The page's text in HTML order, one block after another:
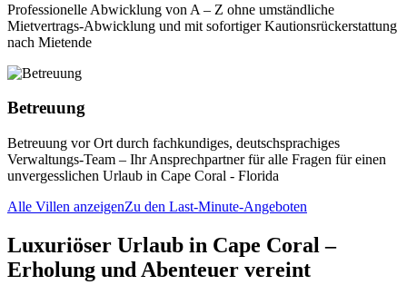
Professionelle Abwicklung von A – Z ohne umständliche
Mietvertrags-Abwicklung und mit sofortiger Kautionsrückerstattung
nach Mietende
Betreuung
Betreuung vor Ort durch fachkundiges, deutschsprachiges
Verwaltungs-Team – Ihr Ansprechpartner für alle Fragen für einen
unvergesslichen Urlaub in Cape Coral - Florida
Alle Villen anzeigenZu den Last-Minute-Angeboten
Luxuriöser Urlaub in Cape Coral –
Erholung und Abenteuer vereint